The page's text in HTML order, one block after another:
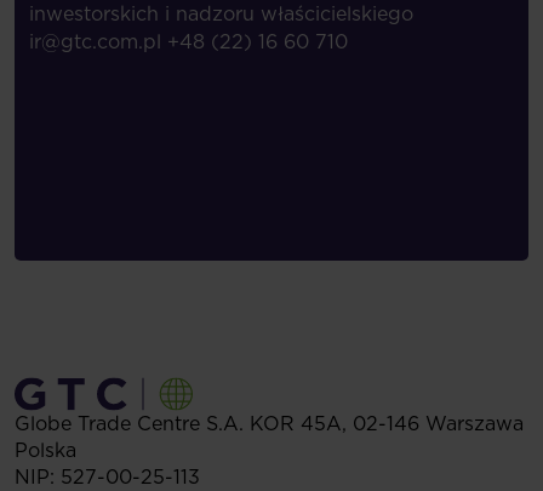
inwestorskich i nadzoru właścicielskiego
ir@gtc.com.pl +48 (22) 16 60 710
Globe Trade Centre S.A. KOR 45A, 02-146 Warszawa
Polska
NIP: 527-00-25-113